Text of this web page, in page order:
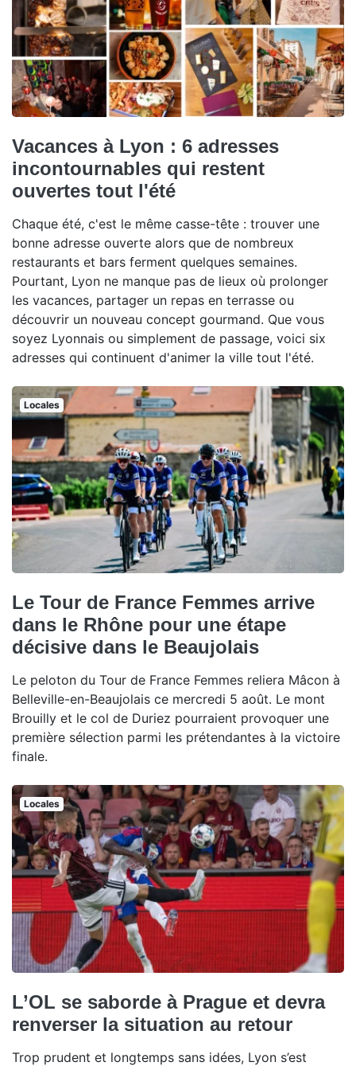
Vacances à Lyon : 6 adresses
incontournables qui restent
ouvertes tout l'été
Chaque été, c'est le même casse-tête : trouver une
bonne adresse ouverte alors que de nombreux
restaurants et bars ferment quelques semaines.
Pourtant, Lyon ne manque pas de lieux où prolonger
les vacances, partager un repas en terrasse ou
découvrir un nouveau concept gourmand. Que vous
soyez Lyonnais ou simplement de passage, voici six
adresses qui continuent d'animer la ville tout l'été.
Locales
Le Tour de France Femmes arrive
dans le Rhône pour une étape
décisive dans le Beaujolais
Le peloton du Tour de France Femmes reliera Mâcon à
Belleville-en-Beaujolais ce mercredi 5 août. Le mont
Brouilly et le col de Duriez pourraient provoquer une
première sélection parmi les prétendantes à la victoire
finale.
Locales
L’OL se saborde à Prague et devra
renverser la situation au retour
Trop prudent et longtemps sans idées, Lyon s’est